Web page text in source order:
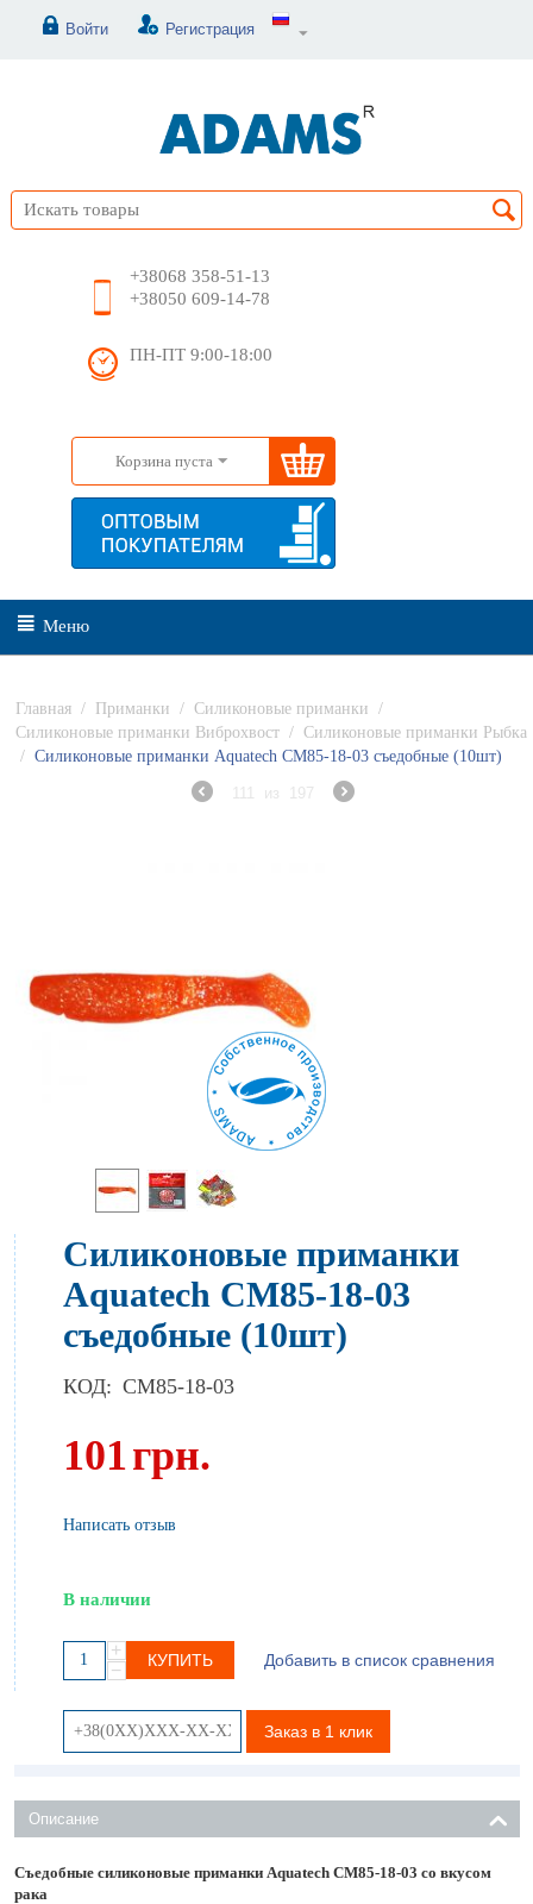
Войти Регистрация
+38068 358-51-13
+38050 609-14-78
ПН-ПТ 9:00-18:00
Корзина пуста
Меню
Главная / Приманки / Силиконовые приманки
/
Силиконовые приманки Виброхвост / Силиконовые приманки Рыбка
/ Силиконовые приманки Aquatech СМ85-18-03 съедобные (10шт)
111 из 197
Силиконовые приманки
Aquatech СМ85-18-03
съедобные (10шт)
КОД: CM85-18-03
101грн.
Написать отзыв
В наличии
+
−
КУПИТЬ Добавить в список сравнения
Заказ в 1 клик
Описание
Съедобные силиконовые приманки Aquatech СМ85-18-03 со вкусом
рака